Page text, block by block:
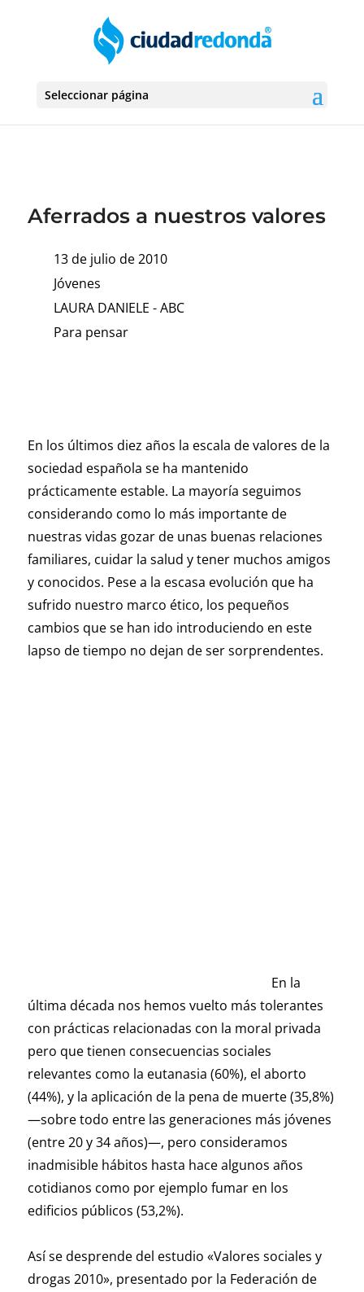
Seleccionar página
Aferrados a nuestros valores
13 de julio de 2010
Jóvenes
LAURA DANIELE - ABC
Para pensar
En los últimos diez años la escala de valores de la
sociedad española se ha mantenido
prácticamente estable. La mayoría seguimos
considerando como lo más importante de
nuestras vidas gozar de unas buenas relaciones
familiares, cuidar la salud y tener muchos amigos
y conocidos. Pese a la escasa evolución que ha
sufrido nuestro marco ético, los pequeños
cambios que se han ido introduciendo en este
lapso de tiempo no dejan de ser sorprendentes.
En la
última década nos hemos vuelto más tolerantes
con prácticas relacionadas con la moral privada
pero que tienen consecuencias sociales
relevantes como la eutanasia (60%), el aborto
(44%), y la aplicación de la pena de muerte (35,8%)
—sobre todo entre las generaciones más jóvenes
(entre 20 y 34 años)—, pero consideramos
inadmisible hábitos hasta hace algunos años
cotidianos como por ejemplo fumar en los
edificios públicos (53,2%).
Así se desprende del estudio «Valores sociales y
drogas 2010», presentado por la Federación de